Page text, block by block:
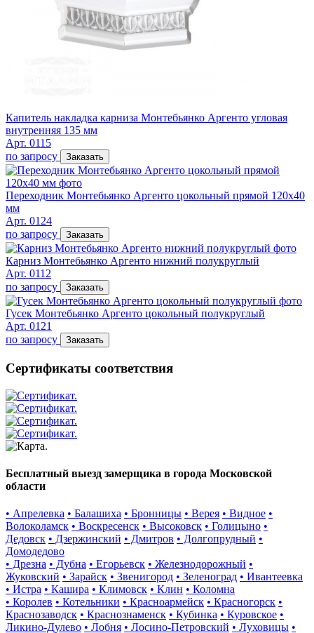
Капитель накладка карниза Монтебьянко Аргенто угловая
внутренняя 135 мм
Арт. 0115
по запросу
Заказать
Переходник Монтебьянко Аргенто цокольный прямой 120х40
мм
Арт. 0124
по запросу
Заказать
Карниз Монтебьянко Аргенто нижний полукруглый
Арт. 0112
по запросу
Заказать
Гусек Монтебьянко Аргенто цокольный полукруглый
Арт. 0121
по запросу
Заказать
Сертификаты соответствия
Бесплатный выезд замерщика в города Московской
области
• Апрелевка • Балашиха • Бронницы • Верея • Видное •
Волоколамск • Воскресенск • Высоковск • Голицыно •
Дедовск • Дзержинский • Дмитров • Долгопрудный •
Домодедово
• Дрезна • Дубна • Егорьевск • Железнодорожный •
Жуковский • Зарайск • Звенигород • Зеленоград • Ивантеевка
• Истра • Кашира • Климовск • Клин • Коломна
• Королев • Котельники • Красноармейск • Красногорск •
Краснозаводск • Краснознаменск • Кубинка • Куровское •
Ликино-Дулево • Лобня • Лосино-Петровский • Луховицы •